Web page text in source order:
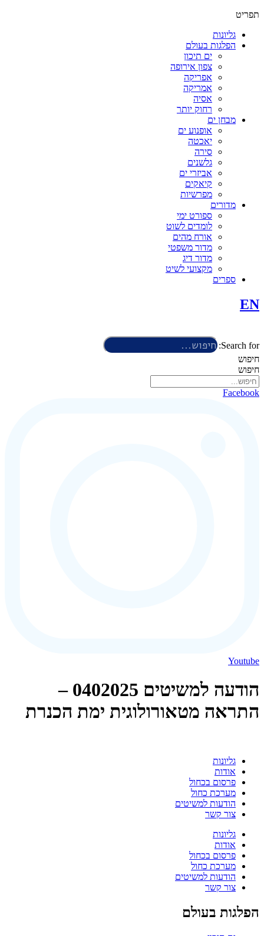
תפריט
גליונות
הפלגות בעולם
ים תיכון
צפון אירופה
אפריקה
אמריקה
אסיה
רחוק יותר
מבחן ים
אופנוע ים
יאכטה
סירה
גלשנים
אביזרי ים
קיאקים
מפרשיות
מדורים
ספורט ימי
לומדים לשוט
אורח מהים
מדור משפטי
מדור דיג
מקצועי לשיט
ספרים
EN
Search for:
חיפוש
חיפוש
Facebook
Youtube
הודעה למשיטים 0402025 –
התראה מטאורולוגית ימת הכנרת
גליונות
אודות
פרסום בכחול
מערכת כחול
הודעות למשיטים
צור קשר
גליונות
אודות
פרסום בכחול
מערכת כחול
הודעות למשיטים
צור קשר
הפלגות בעולם